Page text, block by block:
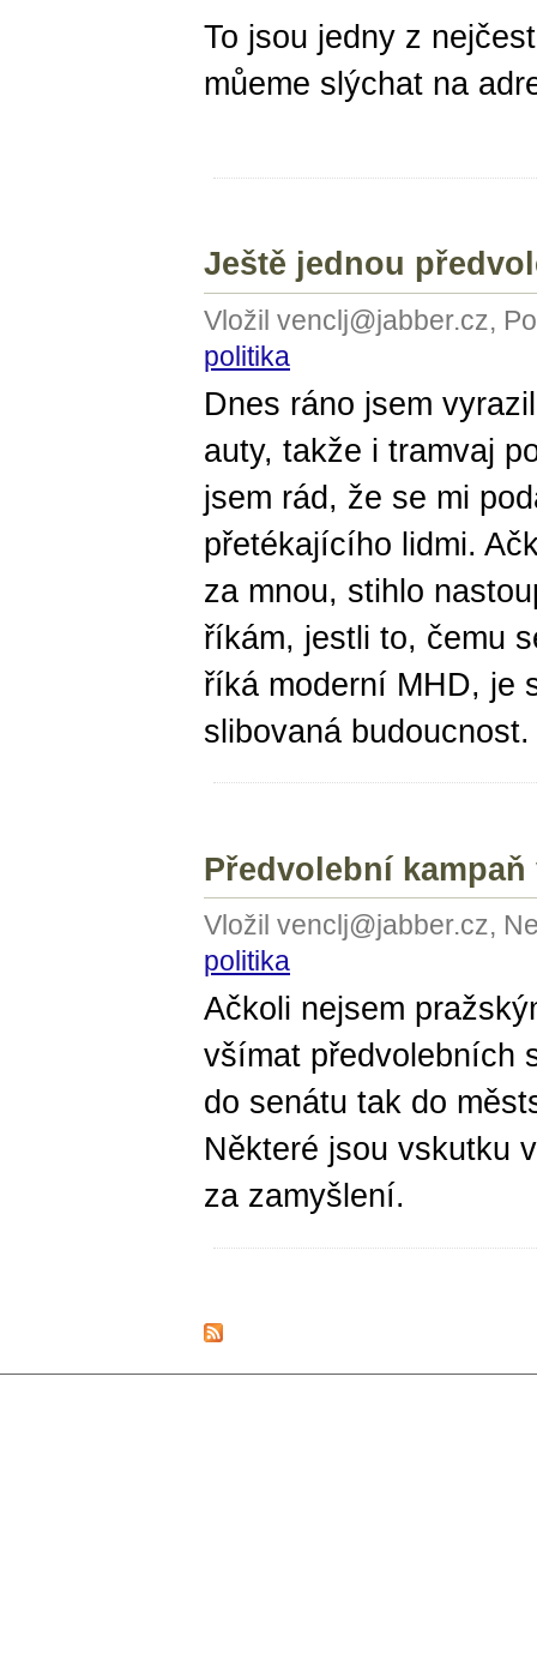
To jsou jedny z
můeme slýchat na
Ještě jednou
Vložil venclj@jabber.cz,
politika
Dnes ráno jsem
auty, takže i tramvaj
jsem rád, že se mi
přetékajícího lidmi.
za mnou, stihlo
říkám, jestli to, čemu
říká moderní MHD, je
slibovaná budoucnost.
Předvolební kampaň
Vložil venclj@jabber.cz,
politika
Ačkoli nejsem
všímat předvolebních
do senátu tak do
Některé jsou vskutku
za zamyšlení.